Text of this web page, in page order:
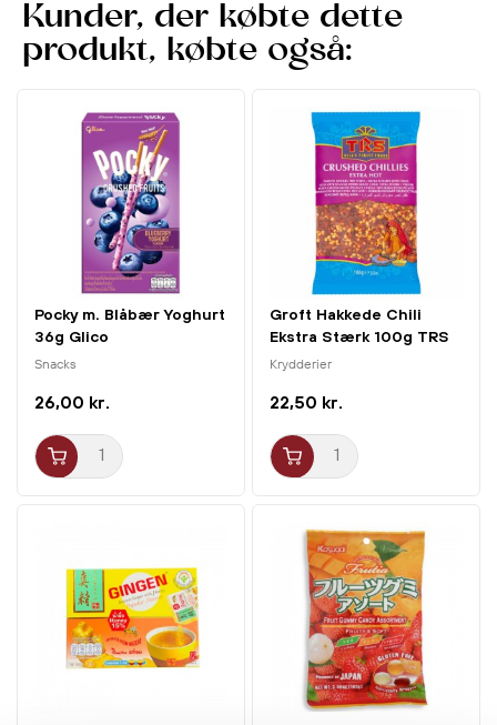
Kunder, der købte dette
produkt, købte også:
Pocky m. Blåbær Yoghurt
36g Glico
Snacks
26,00 kr.
Groft Hakkede Chili
Ekstra Stærk 100g TRS
Krydderier
22,50 kr.